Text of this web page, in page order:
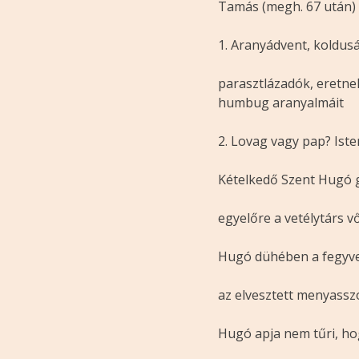
Tamás (megh. 67
1. Aranyádvent,
parasztlázadók,
humbug aranyalmáit
2. Lovag vagy pap?
Kételkedő Szent
egyelőre a vetélytárs
Hugó dühében a
az elvesztett
Hugó apja nem tűri,